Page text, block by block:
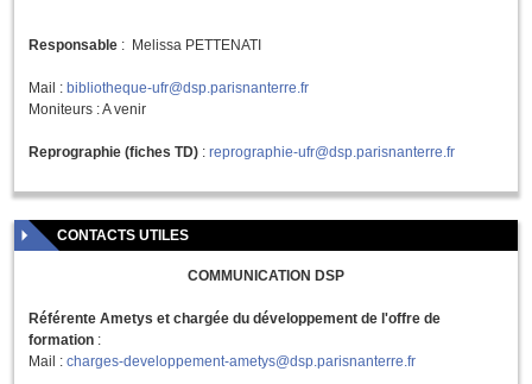
Responsable : Melissa PETTENATI
Mail : bibliotheque-ufr@dsp.parisnanterre.fr
Moniteurs : A venir
Reprographie (fiches TD) : reprographie-ufr@dsp.parisnanterre.fr
CONTACTS UTILES
COMMUNICATION DSP
Référente Ametys et chargée du développement de l'offre de
formation :
Mail : charges-developpement-ametys@dsp.parisnanterre.fr